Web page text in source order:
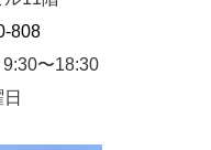
808
〜18:30